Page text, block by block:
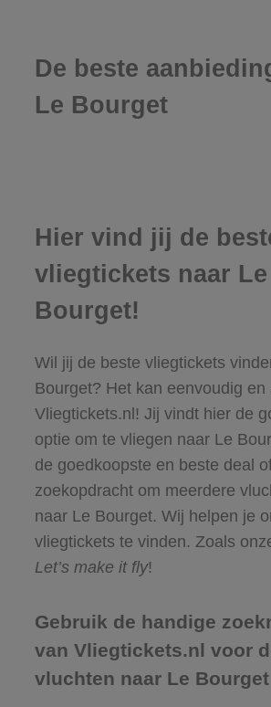
De beste
Le Bourget
Hier vind jij de
vliegtickets naar Le
Bourget!
Wil jij de beste vliegtickets
Bourget? Het kan eenvoudig en
Vliegtickets.nl! Jij vindt hier de
optie om te vliegen naar Le
de goedkoopste en beste deal
zoekopdracht om meerdere
naar Le Bourget. Wij helpen je
vliegtickets te vinden. Zoals
Let’s make it fly!
Gebruik de handige
van Vliegtickets.nl voor
vluchten naar Le Bourget